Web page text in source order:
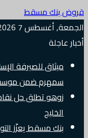
قروض بنك مسقط
الجمعة, أغسطس 7 2026
أخبار عاجلة
ميثاق للصيرفة
سمهرم ضمن موسم
الخليج
بنك مسقط يعزّز